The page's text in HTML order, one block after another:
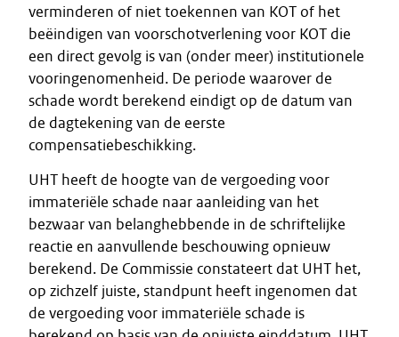
verminderen of niet toekennen van KOT of het
beëindigen van voorschotverlening voor KOT die
een direct gevolg is van (onder meer) institutionele
vooringenomenheid. De periode waarover de
schade wordt berekend eindigt op de datum van
de dagtekening van de eerste
compensatiebeschikking.
UHT heeft de hoogte van de vergoeding voor
immateriële schade naar aanleiding van het
bezwaar van belanghebbende in de schriftelijke
reactie en aanvullende beschouwing opnieuw
berekend. De Commissie constateert dat UHT het,
op zichzelf juiste, standpunt heeft ingenomen dat
de vergoeding voor immateriële schade is